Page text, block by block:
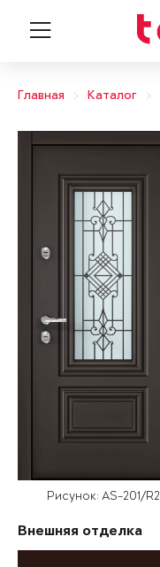
Главная Каталог
Рисунок: AS-201/R2
Внешняя отделка